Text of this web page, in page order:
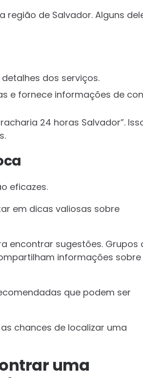
de Salvador. Alguns
dos serviços.
e fornece informações de
24 horas Salvador”.
eficazes.
em dicas valiosas sobre
encontrar sugestões. Grupos
informações sobre
que podem ser
chances de localizar uma
uma